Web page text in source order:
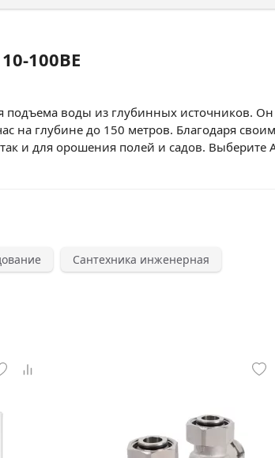
100BE
подъема воды из глубинных источников.
на глубине до 150 метров. Благодаря
и для орошения полей и садов. Выберите
Сантехника инженерная